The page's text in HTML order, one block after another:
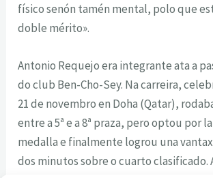
físico senón tamén mental, polo que
doble mérito».
Antonio Requejo era integrante ata a
do club Ben-Cho-Sey. Na carreira,
21 de novembro en Doha (Qatar),
entre a 5ª e a 8ª praza, pero optou por
medalla e finalmente logrou una
dos minutos sobre o cuarto clasificado.